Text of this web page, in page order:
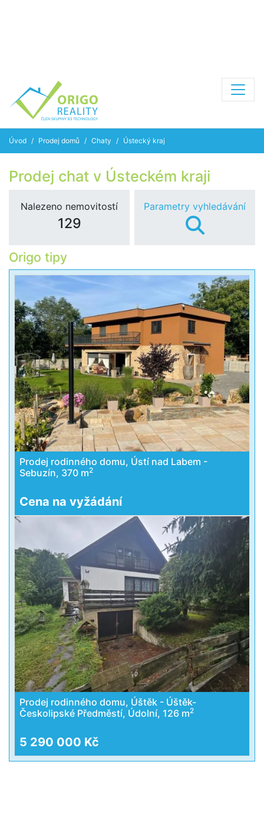
Úvod Prodej domů Chaty Ústecký kraj
Prodej chat v Ústeckém kraji
Nalezeno nemovitostí
129
Parametry vyhledávání
Origo tipy
Prodej rodinného domu, Ústí nad Labem -
Sebuzín, 370 m2
Cena na vyžádání
Prodej rodinného domu, Úštěk - Úštěk-
Českolipské Předměstí, Údolní, 126 m2
5 290 000 Kč